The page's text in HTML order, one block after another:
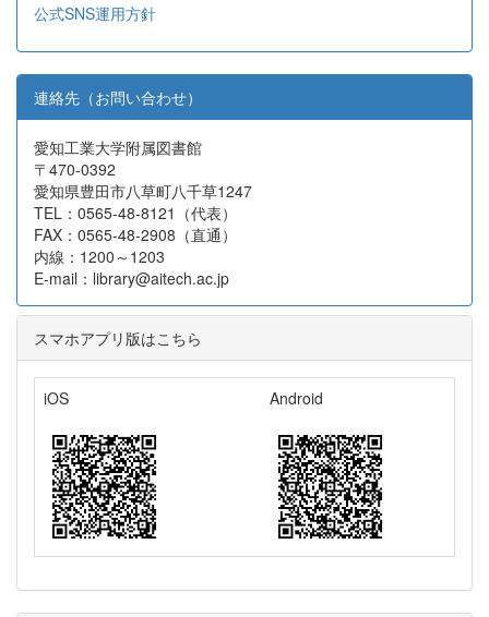
公式SNS運用方針
連絡先（お問い合わせ）
愛知工業大学附属図書館
〒470-0392
愛知県豊田市八草町八千草1247
TEL：0565-48-8121（代表）
FAX：0565-48-2908（直通）
内線：1200～1203
E-mail：library@aitech.ac.jp
スマホアプリ版はこちら
iOS Android